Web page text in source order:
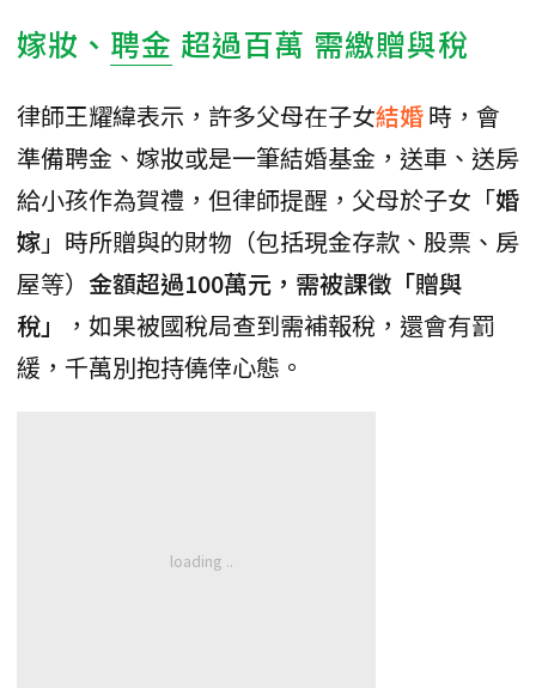
嫁妝、 聘金 超過百萬 需繳贈與稅
律師王耀緯表示，許多父母在子女結婚時，會
準備聘金、嫁妝或是一筆結婚基金，送車、送房
給小孩作為賀禮，但律師提醒，父母於子女「婚
嫁」時所贈與的財物（包括現金存款、股票、房
屋等） 金額超過100萬元，需被課徵「贈與
稅」
，如果被國稅局查到需補報稅，還會有罰
緩，千萬別抱持僥倖心態。